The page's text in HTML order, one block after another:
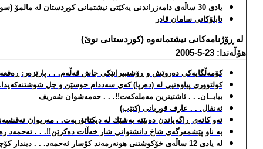
یادی 30 ساڵه‌ی دامه‌زراندنی یه‌كێتی نیشتمانی كوردستان له‌ مالمۆ (سوید)
تابلۆكانی سامان قادر
له‌ ڕۆژنامه‌كانی نیشتمانه‌وه‌ (كوردستانی نوێ)
هۆڵه‌ندا: 23-5-2005
كۆمه‌ڵگایه‌كی ده‌روێش و ڕۆشنبیرانێكی جاش قه‌ڵه‌م. . . پارێزه‌ر:
كولتووری پیاوه‌تیی له‌ (ده‌رپا) كه‌ی سه‌ددام حوسێن و جل
بیابــان. . . ئاشتیترین مه‌مله‌كه‌ت!!. . . حه‌مه‌شوان شه‌ریف
ئه‌نفال. . . عارف قوربانی (كتێب)
ئه‌و كاته‌ی ڕاگه‌یاندن ده‌بێته‌ به‌شێك له‌ دیكتاتۆریه‌ت. . مه‌ریوان
به‌ ناو پێشمه‌رگه‌ی شاخ دانشتوانی شار خه‌ڵات ده‌كرێن!!. . . ئه‌حمه‌د
له‌ یادی 12 ساڵه‌ی خۆكوشتنی هونه‌رمه‌ند كۆسار ئه‌حمه‌د. . . دیندار كۆچه‌ر